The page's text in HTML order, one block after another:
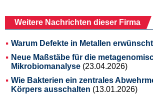
Weitere Nachrichten dieser Firma
Warum Defekte in Metallen
Neue Maßstäbe für die
Mikrobiomanalyse (23.04.2026)
Wie Bakterien ein zentrales
Körpers ausschalten (13.01.2026)